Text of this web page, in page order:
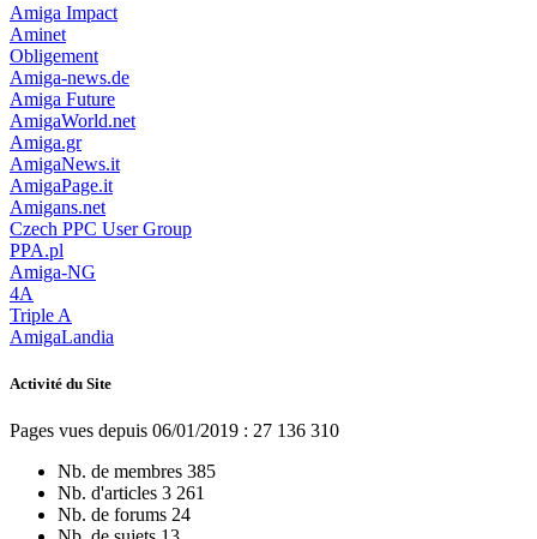
Amiga Impact
Aminet
Obligement
Amiga-news.de
Amiga Future
AmigaWorld.net
Amiga.gr
AmigaNews.it
AmigaPage.it
Amigans.net
Czech PPC User Group
PPA.pl
Amiga-NG
4A
Triple A
AmigaLandia
Activité du Site
Pages vues depuis 06/01/2019 : 27 136 310
Nb. de membres 385
Nb. d'articles 3 261
Nb. de forums 24